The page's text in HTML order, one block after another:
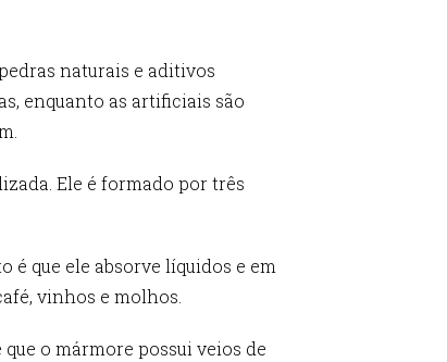
naturais e aditivos
enquanto as artificiais são
Ele é formado por três
é que ele absorve líquidos e em
vinhos e molhos.
o mármore possui veios de